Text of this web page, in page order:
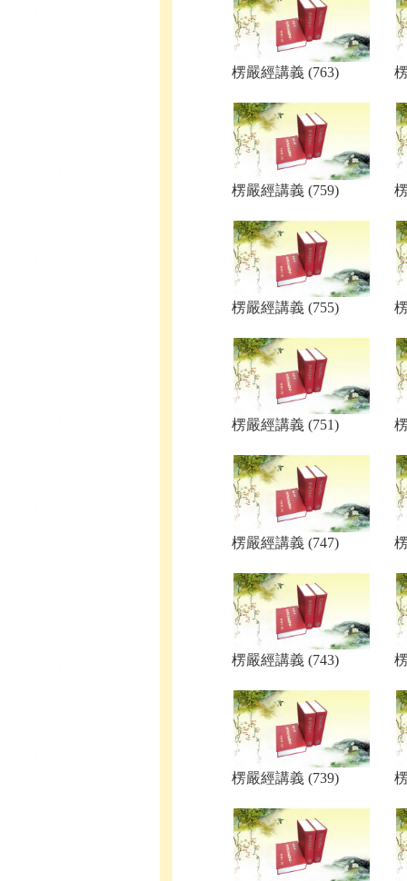
楞嚴經講義 (763)
楞嚴經講義 (759)
楞嚴經講義 (755)
楞嚴經講義 (751)
楞嚴經講義 (747)
楞嚴經講義 (743)
楞嚴經講義 (739)